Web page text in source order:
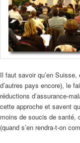
Il faut savoir qu’en
d’autres pays encore), le
réductions d’assurance-
cette approche et savent
moins de soucis de santé,
(quand s’en rendra-t-on